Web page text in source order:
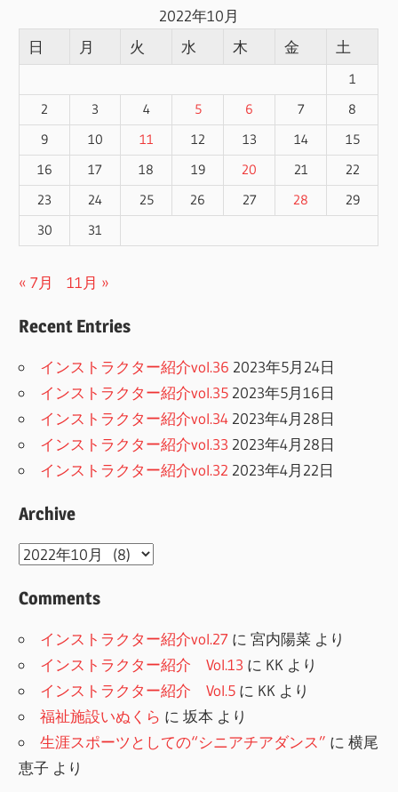
2022年10月
日
月 火 水 木 金 土
1
2
3 4 5 6 7
8
9
10 11 12 13 14
15
16
17 18 19 20 21
22
23
24 25 26 27 28
29
30
31
« 7月 11月 »
Recent Entries
インストラクター紹介vol.36 2023年5月24日
インストラクター紹介vol.35 2023年5月16日
インストラクター紹介vol.34 2023年4月28日
インストラクター紹介vol.33 2023年4月28日
インストラクター紹介vol.32 2023年4月22日
Archive
Archive
Comments
インストラクター紹介vol.27 に宮内陽菜 より
インストラクター紹介 Vol.13 に KK より
インストラクター紹介 Vol.5 に KK より
福祉施設いぬくら に坂本 より
生涯スポーツとしての“シニアチアダンス” に横尾
恵子 より